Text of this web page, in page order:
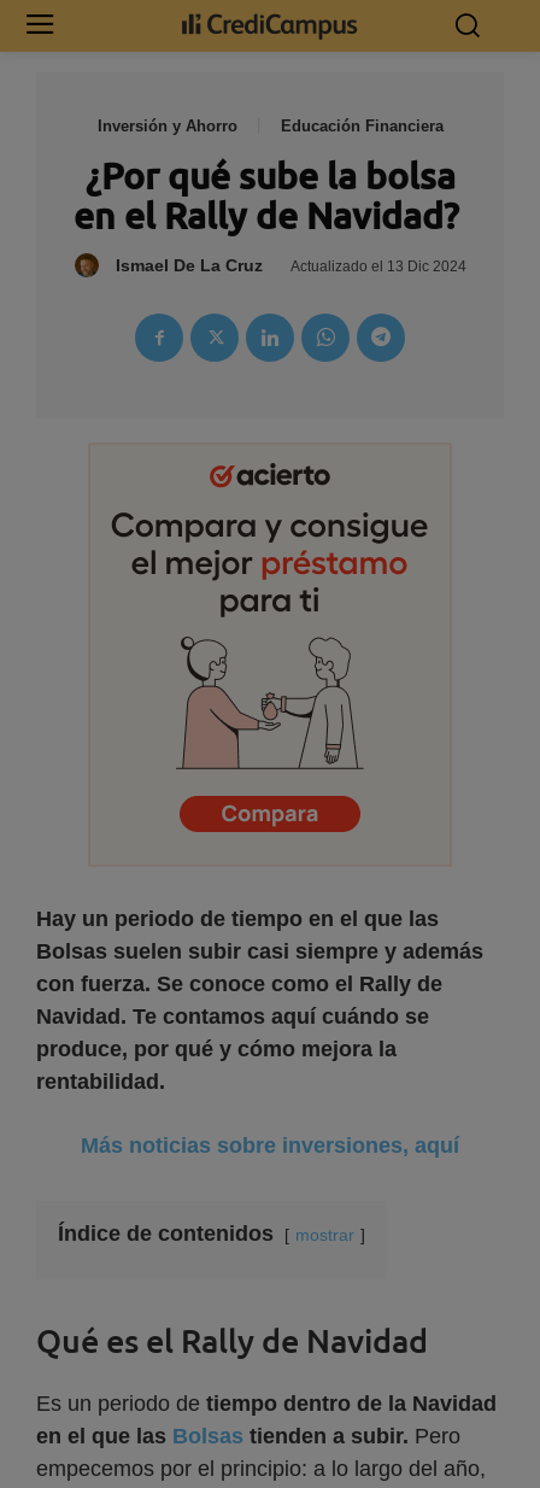
Inversión y Ahorro Educación Financiera
¿Por qué sube la bolsa
en el Rally de Navidad?
Ismael De La Cruz Actualizado el 13 Dic 2024
Hay un periodo de tiempo en el que las
Bolsas suelen subir casi siempre y además
con fuerza. Se conoce como el Rally de
Navidad. Te contamos aquí cuándo se
produce, por qué y cómo mejora la
rentabilidad.
Más noticias sobre inversiones, aquí
Índice de contenidos mostrar
Qué es el Rally de Navidad
Es un periodo de tiempo dentro de la Navidad
en el que las Bolsas tienden a subir. Pero
empecemos por el principio: a lo largo del año,